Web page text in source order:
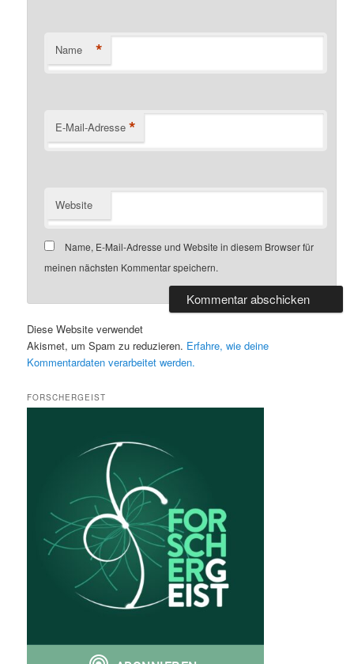
Name *
E-Mail-Adresse *
Website
Name, E-Mail-Adresse und Website in diesem Browser für
meinen nächsten Kommentar speichern.
Diese Website verwendet
Akismet, um Spam zu reduzieren. Erfahre, wie deine
Kommentardaten verarbeitet werden.
FORSCHERGEIST